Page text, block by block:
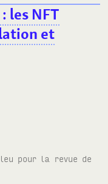
: les NFT
et
pour la revue de